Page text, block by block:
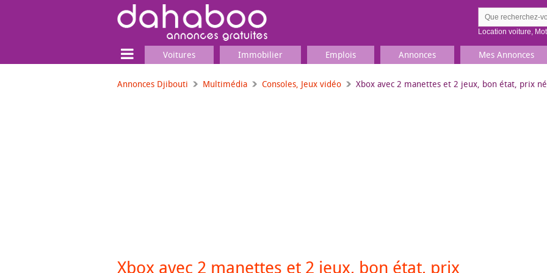
Location voiture,
Voitures Immobilier Emplois Annonces Mes Annonces
Annonces Djibouti Multimédia Consoles, Jeux vidéo Xbox avec 2 manettes et 2 jeux, bon état, prix
Xbox avec 2 manettes et 2 jeux, bon état, prix